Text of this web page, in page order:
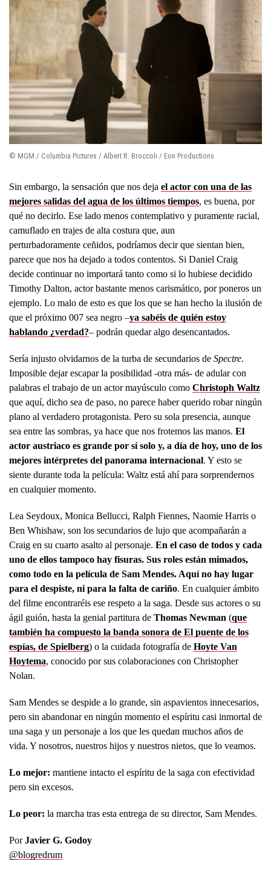
© MGM / Columbia Pictures / Albert R. Broccoli / Eon Productions
Sin embargo, la sensación que nos deja el actor con una de las
mejores salidas del agua de los últimos tiempos, es buena, por
qué no decirlo. Ese lado menos contemplativo y puramente racial,
camuflado en trajes de alta costura que, aun
perturbadoramente ceñidos, podríamos decir que sientan bien,
parece que nos ha dejado a todos contentos. Si Daniel Craig
decide continuar no importará tanto como si lo hubiese decidido
Timothy Dalton, actor bastante menos carismático, por poneros un
ejemplo. Lo malo de esto es que los que se han hecho la ilusión de
que el próximo 007 sea negro –ya sabéis de quién estoy
hablando ¿verdad?– podrán quedar algo desencantados.
Sería injusto olvidarnos de la turba de secundarios de Spectre.
Imposible dejar escapar la posibilidad -otra más- de adular con
palabras el trabajo de un actor mayúsculo como Christoph Waltz
que aquí, dicho sea de paso, no parece haber querido robar ningún
plano al verdadero protagonista. Pero su sola presencia, aunque
sea entre las sombras, ya hace que nos frotemos las manos. El
actor austriaco es grande por sí solo y, a día de hoy, uno de los
mejores intérpretes del panorama internacional. Y esto se
siente durante toda la película: Waltz está ahí para sorprendernos
en cualquier momento.
Lea Seydoux, Monica Bellucci, Ralph Fiennes, Naomie Harris o
Ben Whishaw, son los secundarios de lujo que acompañarán a
Craig en su cuarto asalto al personaje. En el caso de todos y cada
uno de ellos tampoco hay fisuras. Sus roles están mimados,
como todo en la película de Sam Mendes. Aquí no hay lugar
para el despiste, ni para la falta de cariño. En cualquier ámbito
del filme encontraréis ese respeto a la saga. Desde sus actores o su
ágil guión, hasta la genial partitura de Thomas Newman (que
también ha compuesto la banda sonora de El puente de los
espías, de Spielberg) o la cuidada fotografía de Hoyte Van
Hoytema, conocido por sus colaboraciones con Christopher
Nolan.
Sam Mendes se despide a lo grande, sin aspavientos innecesarios,
pero sin abandonar en ningún momento el espíritu casi inmortal de
una saga y un personaje a los que les quedan muchos años de
vida. Y nosotros, nuestros hijos y nuestros nietos, que lo veamos.
Lo mejor: mantiene intacto el espíritu de la saga con efectividad
pero sin excesos.
Lo peor: la marcha tras esta entrega de su director, Sam Mendes.
PorJavier G. Godoy
@blogredrum